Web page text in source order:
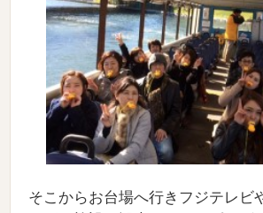
そこからお台場へ行きフジテレビ